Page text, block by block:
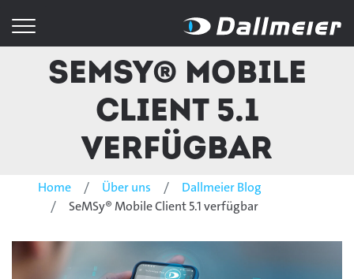
SeMSy® Mobile
Client 5.1
verfügbar
Home Über uns
Dallmeier Blog
SeMSy® Mobile Client 5.1 verfügbar